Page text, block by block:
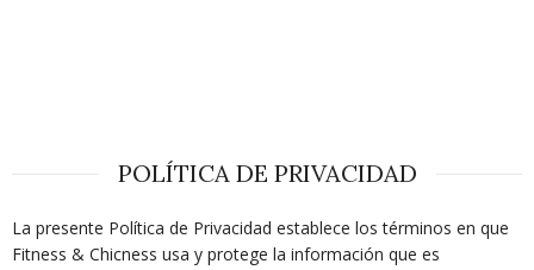
POLÍTICA DE PRIVACIDAD
La presente Política de Privacidad establece los términos en que
Fitness & Chicness usa y protege la información que es